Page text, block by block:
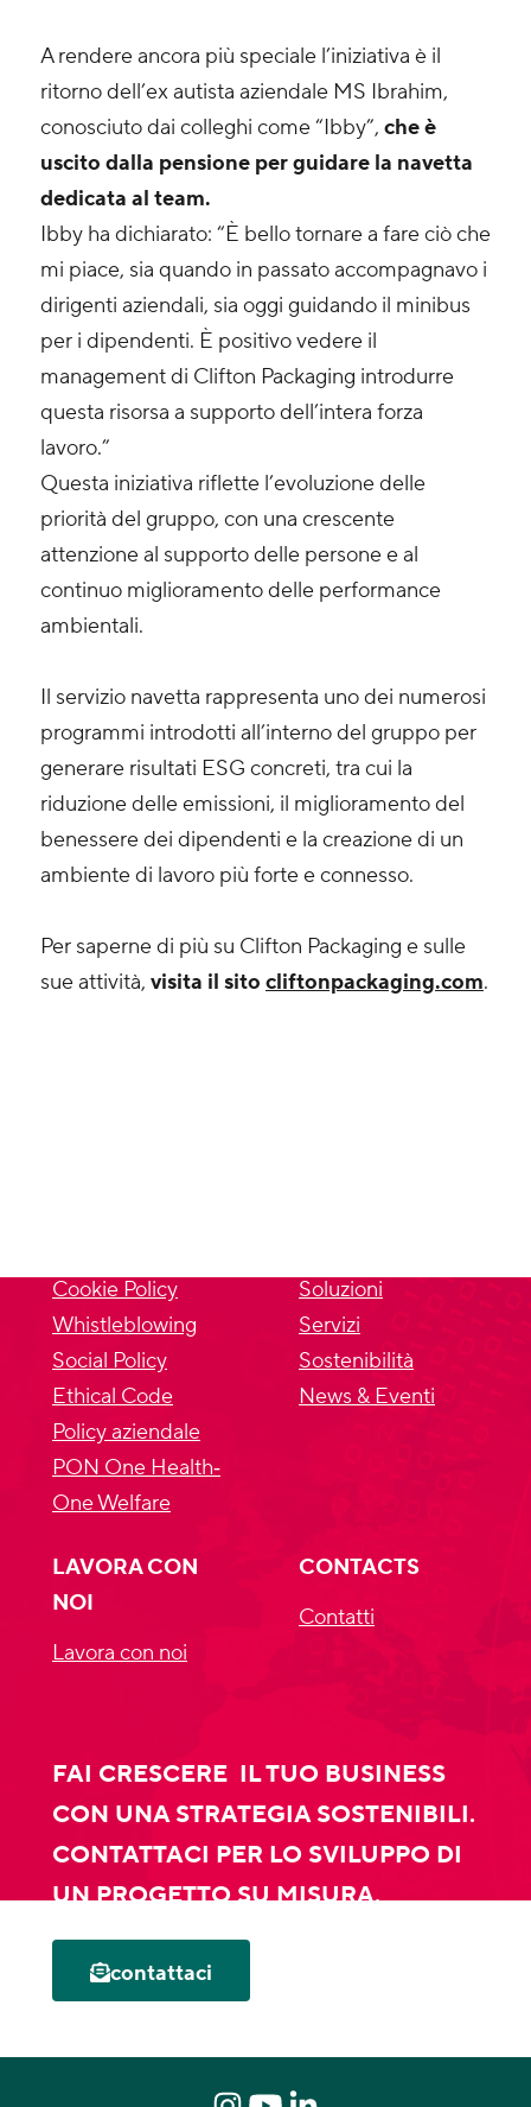
A rendere ancora più speciale l’iniziativa è il
ritorno dell’ex autista aziendale MS Ibrahim,
conosciuto dai colleghi come “Ibby”, che è
uscito dalla pensione per guidare la navetta
dedicata al team.
Ibby ha dichiarato: “È bello tornare a fare ciò che
mi piace, sia quando in passato accompagnavo i
dirigenti aziendali, sia oggi guidando il minibus
per i dipendenti. È positivo vedere il
management di Clifton Packaging introdurre
questa risorsa a supporto dell’intera forza
lavoro.”
Questa iniziativa riflette l’evoluzione delle
priorità del gruppo, con una crescente
attenzione al supporto delle persone e al
continuo miglioramento delle performance
ambientali.
Il servizio navetta rappresenta uno dei numerosi
programmi introdotti all’interno del gruppo per
generare risultati ESG concreti, tra cui la
riduzione delle emissioni, il miglioramento del
benessere dei dipendenti e la creazione di un
ambiente di lavoro più forte e connesso.
Per saperne di più su Clifton Packaging e sulle
sue attività, visita il sito cliftonpackaging.com.
Cookie Policy
Whistleblowing
Social Policy
Ethical Code
Policy aziendale
PON One Health‐
One Welfare
Soluzioni
Servizi
Sostenibilità
News & Eventi
LAVORA CON
NOI
Lavora con noi
CONTACTS
Contatti
FAI CRESCERE IL TUO BUSINESS
CON UNA STRATEGIA SOSTENIBILI.
CONTATTACI PER LO SVILUPPO DI
UN PROGETTO SU MISURA.
contattaci